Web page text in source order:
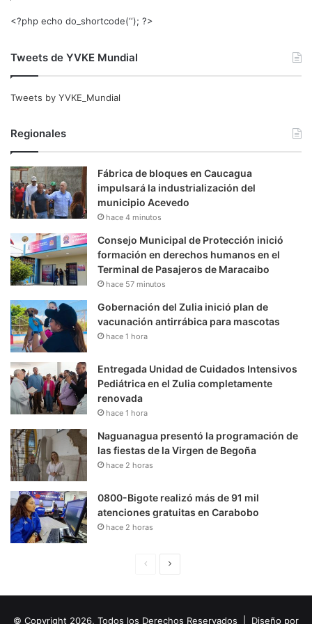
<?php echo do_shortcode(‘‘); ?>
Tweets de YVKE Mundial
Tweets by YVKE_Mundial
Regionales
Fábrica de bloques en Caucagua
impulsará la industrialización del
municipio Acevedo
hace 4 minutos
Consejo Municipal de Protección inició
formación en derechos humanos en el
Terminal de Pasajeros de Maracaibo
hace 57 minutos
Gobernación del Zulia inició plan de
vacunación antirrábica para mascotas
hace 1 hora
Entregada Unidad de Cuidados Intensivos
Pediátrica en el Zulia completamente
renovada
hace 1 hora
Naguanagua presentó la programación de
las fiestas de la Virgen de Begoña
hace 2 horas
0800-Bigote realizó más de 91 mil
atenciones gratuitas en Carabobo
hace 2 horas
© Copyright 2026, Todos los Derechos Reservados | Diseño por